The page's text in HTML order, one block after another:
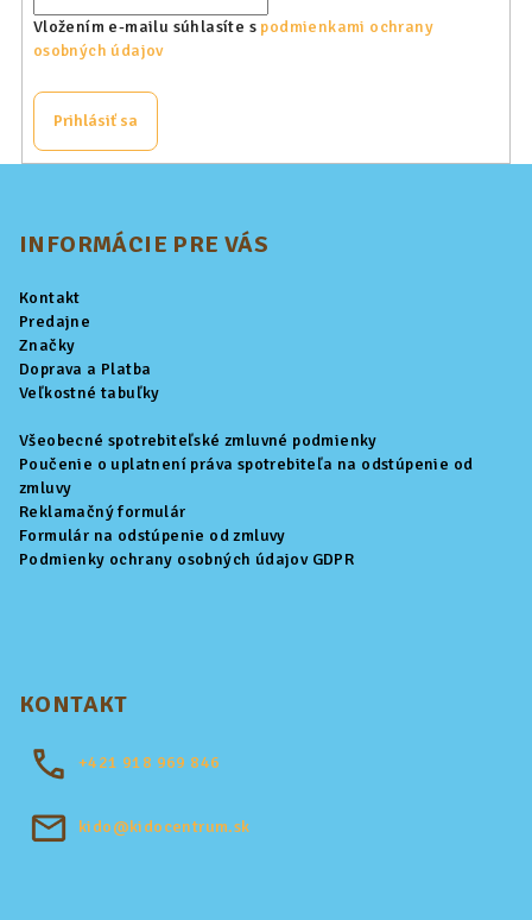
Vložením e-mailu súhlasíte s podmienkami ochrany
osobných údajov
Prihlásiť sa
INFORMÁCIE PRE VÁS
Kontakt
Predajne
Značky
Doprava a Platba
Veľkostné tabuľky
Všeobecné spotrebiteľské zmluvné podmienky
Poučenie o uplatnení práva spotrebiteľa na odstúpenie od
zmluvy
Reklamačný formulár
Formulár na odstúpenie od zmluvy
Podmienky ochrany osobných údajov GDPR
KONTAKT
+421 918 969 846
kido@kidocentrum.sk